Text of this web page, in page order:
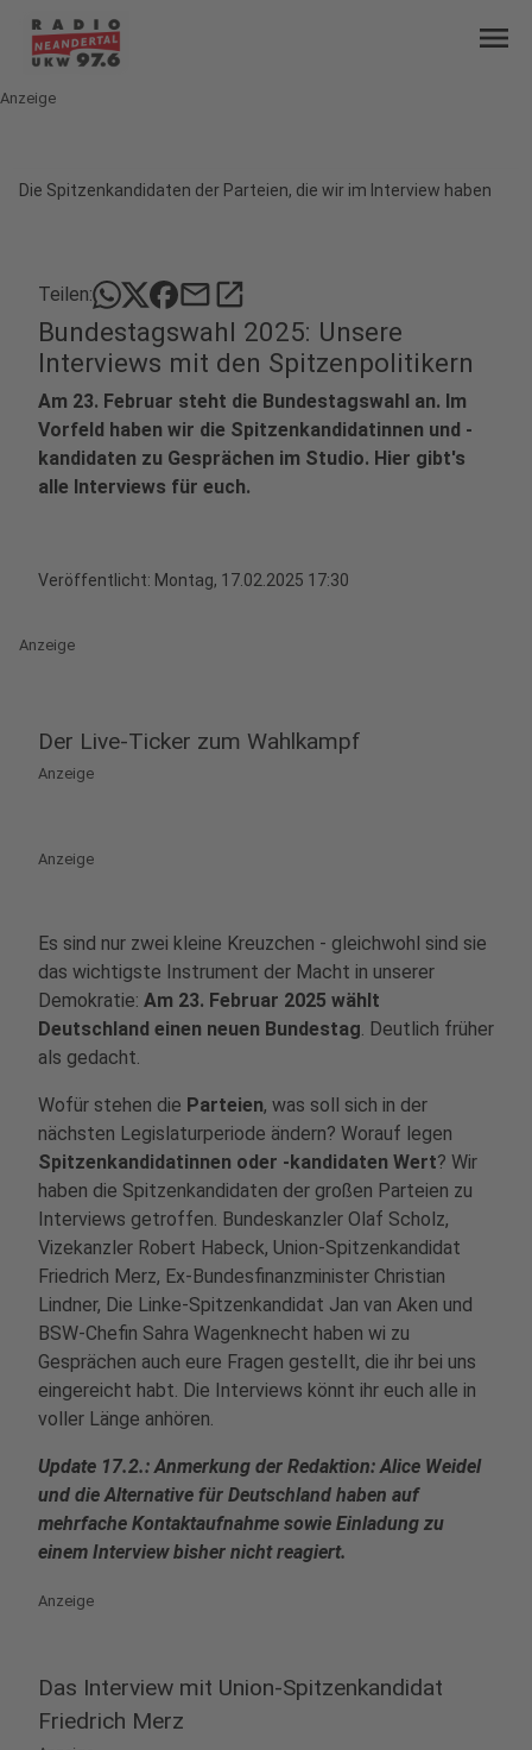
menu
Anzeige
Die Spitzenkandidaten der Parteien, die wir im Interview haben
Teilen: mailopen_in_new
Bundestagswahl 2025: Unsere
Interviews mit den Spitzenpolitikern
Am 23. Februar steht die Bundestagswahl an. Im
Vorfeld haben wir die Spitzenkandidatinnen und -
kandidaten zu Gesprächen im Studio. Hier gibt's
alle Interviews für euch.
Veröffentlicht: Montag, 17.02.2025 17:30
Anzeige
Der Live-Ticker zum Wahlkampf
Anzeige
Anzeige
Es sind nur zwei kleine Kreuzchen - gleichwohl sind sie
das wichtigste Instrument der Macht in unserer
Demokratie: Am 23. Februar 2025 wählt
Deutschland einen neuen Bundestag. Deutlich früher
als gedacht.
Wofür stehen die Parteien, was soll sich in der
nächsten Legislaturperiode ändern? Worauf legen
Spitzenkandidatinnen oder -kandidaten Wert? Wir
haben die Spitzenkandidaten der großen Parteien zu
Interviews getroffen. Bundeskanzler Olaf Scholz,
Vizekanzler Robert Habeck, Union-Spitzenkandidat
Friedrich Merz, Ex-Bundesfinanzminister Christian
Lindner, Die Linke-Spitzenkandidat Jan van Aken und
BSW-Chefin Sahra Wagenknecht haben wi zu
Gesprächen auch eure Fragen gestellt, die ihr bei uns
eingereicht habt. Die Interviews könnt ihr euch alle in
voller Länge anhören.
Update 17.2.: Anmerkung der Redaktion: Alice Weidel
und die Alternative für Deutschland haben auf
mehrfache Kontaktaufnahme sowie Einladung zu
einem Interview bisher nicht reagiert.
Anzeige
Das Interview mit Union-Spitzenkandidat
Friedrich Merz